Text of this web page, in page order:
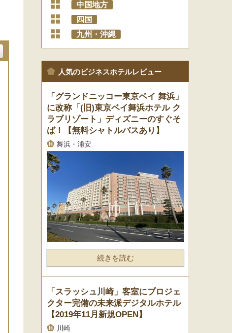
中国地方
四国
九州・沖縄
人気のビジネスホテルレビュー
「グランドニッコー東京ベイ 舞浜」
に改称「(旧)東京ベイ舞浜ホテル ク
ラブリゾート」ディズニーのすぐそ
ば！【無料シャトルバスあり】
舞浜・浦安
続きを読む
「スラッシュ川崎」客室にプロジェ
クター完備の未来派デジタルホテル
【2019年11月新規OPEN】
川崎